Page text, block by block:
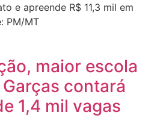
e apreende R$ 11,3 mil em
PM/MT
maior escola
contará
1,4 mil vagas